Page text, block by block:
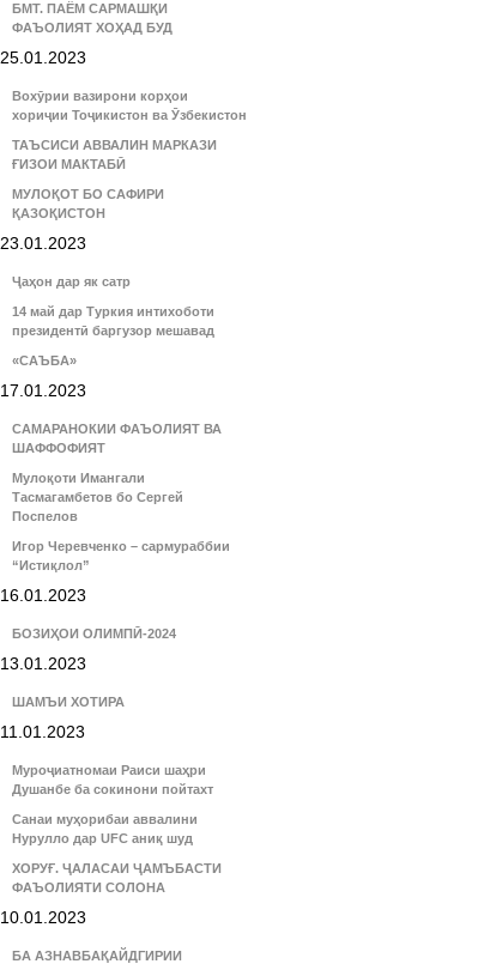
БМТ. ПАЁМ САРМАШҚИ
ФАЪОЛИЯТ ХОҲАД БУД
25.01.2023
Вохӯрии вазирони корҳои
хориҷии Тоҷикистон ва Ӯзбекистон
ТАЪСИСИ АВВАЛИН МАРКАЗИ
ҒИЗОИ МАКТАБӢ
МУЛОҚОТ БО САФИРИ
ҚАЗОҚИСТОН
23.01.2023
Ҷаҳон дар як сатр
14 май дар Туркия интихоботи
президентӣ баргузор мешавад
«САЪБА»
17.01.2023
САМАРАНОКИИ ФАЪОЛИЯТ ВА
ШАФФОФИЯТ
Мулоқоти Имангали
Тасмагамбетов бо Сергей
Поспелов
Игор Черевченко – сармураббии
“Истиқлол”
16.01.2023
БОЗИҲОИ ОЛИМПӢ-2024
13.01.2023
ШАМЪИ ХОТИРА
11.01.2023
Муроҷиатномаи Раиси шаҳри
Душанбе ба сокинони пойтахт
Санаи муҳорибаи аввалини
Нурулло дар UFC аниқ шуд
ХОРУҒ. ҶАЛАСАИ ҶАМЪБАСТИ
ФАЪОЛИЯТИ СОЛОНА
10.01.2023
БА АЗНАВБАҚАЙДГИРИИ